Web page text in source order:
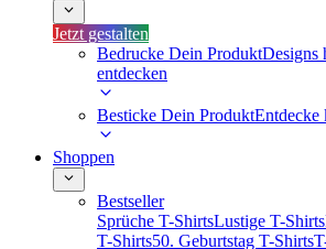
Jetzt gestalten
Bedrucke Dein ProduktDesigns
entdecken
Besticke Dein ProduktEntdecke
Shoppen
Bestseller
Sprüche T-ShirtsLustige T-Shirts
T-Shirts50. Geburtstag T-Shirts